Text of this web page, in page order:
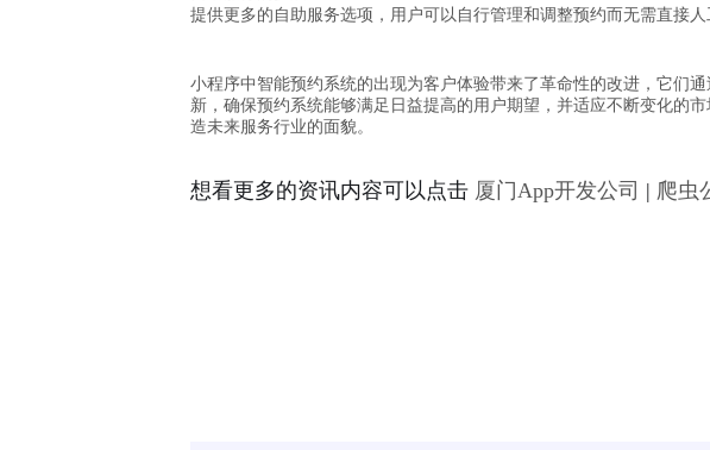
提供更多的自助服务选项，用户可以自行管理和调整预约而无需直接人
小程序中智能预约系统的出现为客户体验带来了革命性的改进，它们
新，确保预约系统能够满足日益提高的用户期望，并适应不断变化的
造未来服务行业的面貌。
想看更多的资讯内容可以点击 厦门App开发公司 | 爬虫